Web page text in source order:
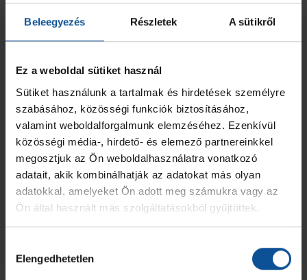
Beleegyezés Részletek A sütikről
Ez a weboldal sütiket használ
Sütiket használunk a tartalmak és hirdetések személyre
szabásához, közösségi funkciók biztosításához,
valamint weboldalforgalmunk elemzéséhez. Ezenkívül
közösségi média-, hirdető- és elemező partnereinkkel
megosztjuk az Ön weboldalhasználatra vonatkozó
adatait, akik kombinálhatják az adatokat más olyan
adatokkal, amelyeket Ön adott meg számukra vagy az
Ön által használt más szolgáltatásokból gyűjtöttek.
kiválasztása
Elengedhetetlen
Kapcsolódó hírek
U20 2026. máj. 19.
Négyes döntőben az U20-asok!